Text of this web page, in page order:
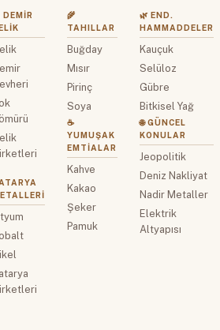
DEMIR
🌾
TAHILLAR
Buğday
Mısır
Pirinç
Soya
☕
YUMUŞAK
EMTIALAR
Kahve
Kakao
Şeker
Pamuk
🌿 END.
HAMMADDELER
Kauçuk
Selüloz
Gübre
Bitkisel Yağ
🌐 GÜNCEL
KONULAR
Jeopolitik
Deniz Nakliyat
Nadir Metaller
Elektrik
Altyapısı